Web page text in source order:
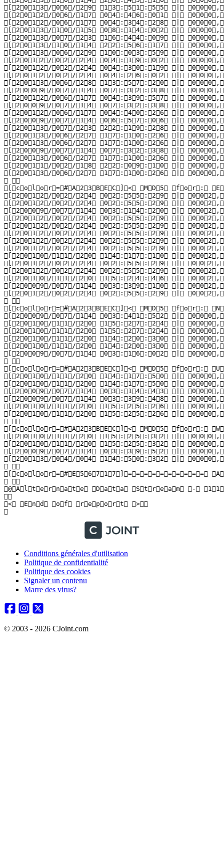
Conditions générales d'utilisation
Politique de confidentialité
Politique des cookies
Signaler un contenu
Marre des virus?
© 2003 - 2026 CJoint.com